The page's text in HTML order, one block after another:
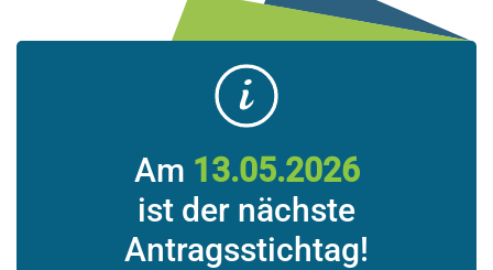
Am 13.05.2026
ist der nächste
Antragsstichtag!